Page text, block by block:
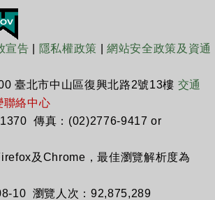
宣告 隱私權政策 |網站安全政策及資通
臺北市中山區復興北路2號13樓 交通
聯絡中心
傳真：(02)2776-9417 or
及Chrome，最佳瀏覽解析度為
10 瀏覽人次：92,875,289